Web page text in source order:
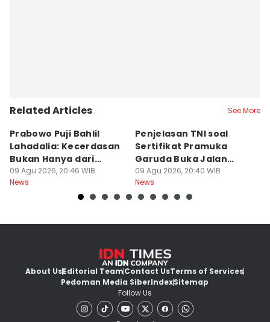
Related Articles See More
Prabowo Puji Bahlil
Lahadalia: Kecerdasan
Bukan Hanya dari
Sekolah
09 Agu 2026, 20:46 WIB
News
Penjelasan TNI soal
Sertifikat Pramuka
Garuda Buka Jalan
Masuk Militer
09 Agu 2026, 20:40 WIB
News
About UsEditorial TeamContact UsTerms of Services
Pedoman Media SiberIndexSitemap
Follow Us